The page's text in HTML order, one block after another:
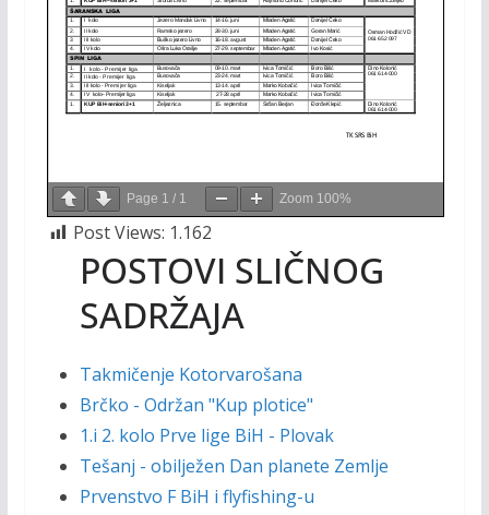
Page 1 / 1 Zoom 100%
Post Views: 1.162
POSTOVI SLIČNOG
SADRŽAJA
Takmičenje Kotorvarošana
Brčko - Održan "Kup plotice"
1.i 2. kolo Prve lige BiH - Plovak
Tešanj - obilježen Dan planete Zemlje
Prvenstvo F BiH i flyfishing-u